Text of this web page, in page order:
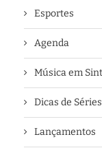
Esportes
Agenda
Música em
Dicas de
Lançamentos